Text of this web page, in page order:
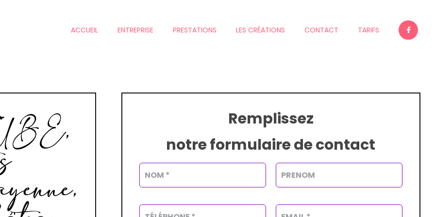
ACCUEIL ENTREPRISE PRESTATIONS LES CRÉATIONS CONTACT TARIFS
Remplissez
notre formulaire de contact